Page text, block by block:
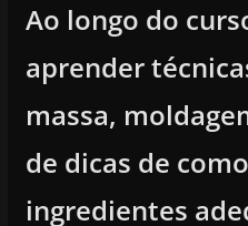
Ao longo do
aprender
massa,
de dicas de
ingredientes